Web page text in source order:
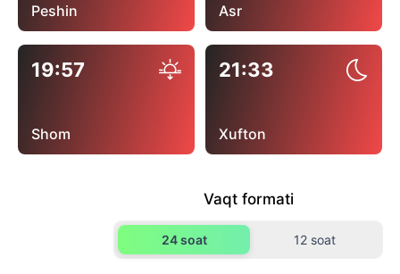
Peshin Asr
19:57
Shom
21:33
Xufton
Vaqt formati
24 soat 12 soat